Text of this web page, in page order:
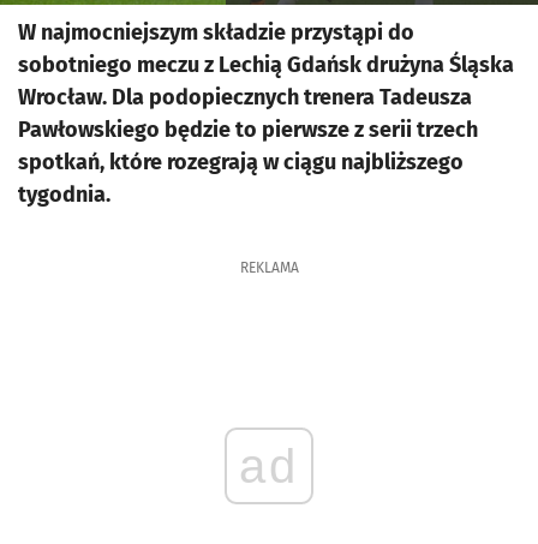
W najmocniejszym składzie przystąpi do
sobotniego meczu z Lechią Gdańsk drużyna Śląska
Wrocław. Dla podopiecznych trenera Tadeusza
Pawłowskiego będzie to pierwsze z serii trzech
spotkań, które rozegrają w ciągu najbliższego
tygodnia.
REKLAMA
ad